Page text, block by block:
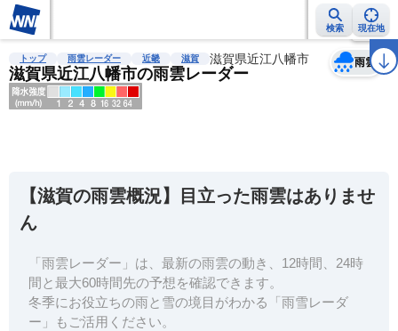
検索 現在地
雨雲レーダー 台風情報 地震情報 警報・注意報 2週間天気 ラ
トップ 雨雲レーダー 近畿 滋賀 滋賀県近江八幡市
滋賀県近江八幡市の雨雲レーダー
雨雲
天気 台風
【滋賀の雨雲概況】目立った雨雲はありませ
ん
「雨雲レーダー」は、最新の雨雲の動き、12時間、24時
間と最大60時間先の予想を確認できます。
冬季にお役立ちの雨と雪の境目がわかる「雨雪レーダ
ー」もご活用ください。